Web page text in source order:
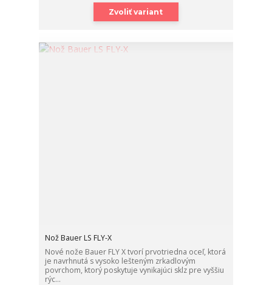
Zvoliť variant
Nož Bauer LS FLY-X
Nové nože Bauer FLY X tvorí prvotriedna oceľ, ktorá
je navrhnutá s vysoko lešteným zrkadlovým
povrchom, ktorý poskytuje vynikajúci sklz pre vyššiu
rýc...